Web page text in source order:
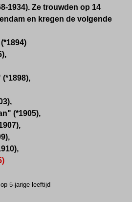
1934). Ze trouwden op 14
en kregen de volgende
(*1905),
5-jarige leeftijd